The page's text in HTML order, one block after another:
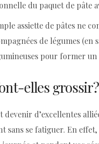
du paquet de pâte
assiette de pâtes ne
de légumes (en
pour former
elles grossir ?
devenir d’excellentes
sans se fatiguer. En